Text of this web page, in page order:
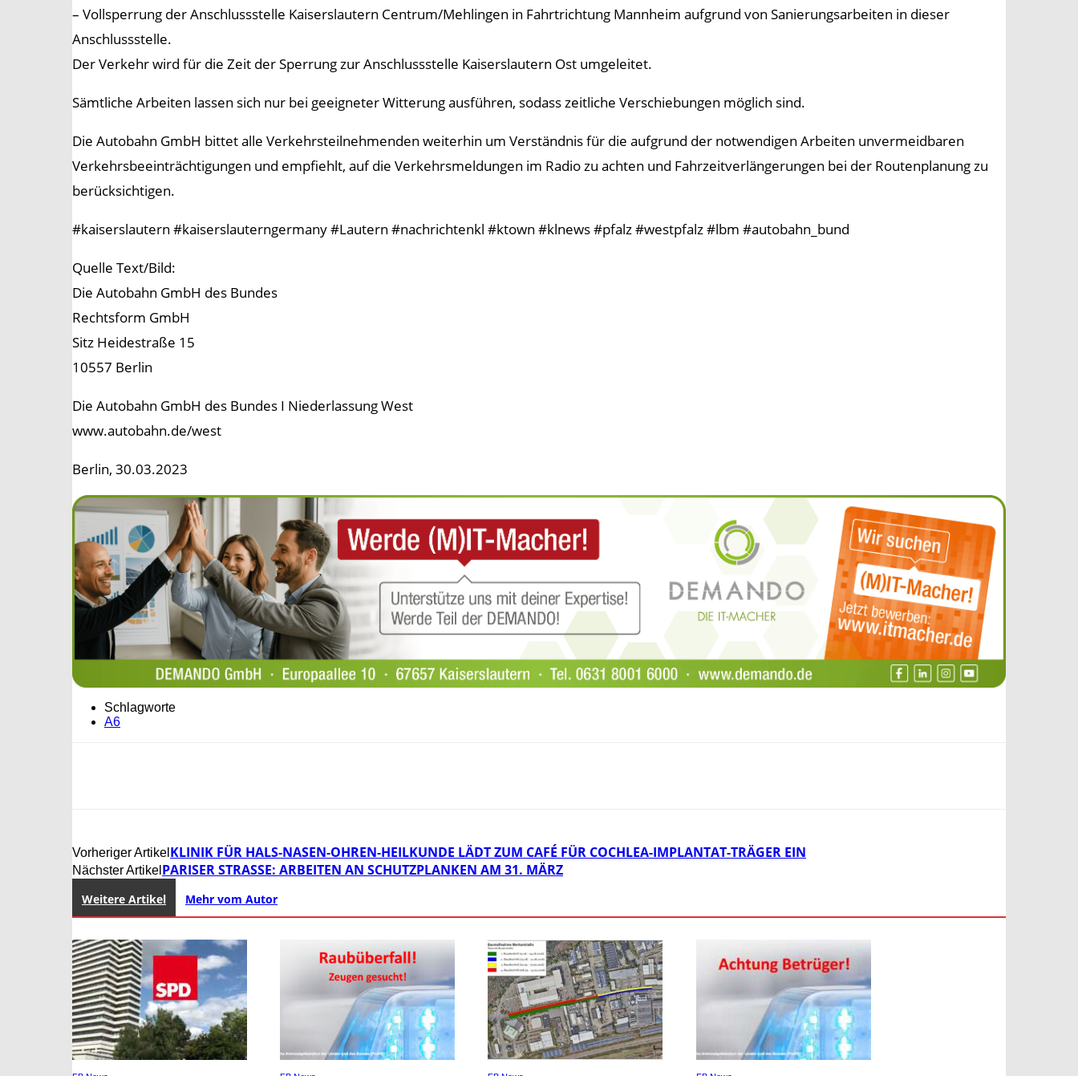
– Vollsperrung der Anschlussstelle Kaiserslautern Centrum/Mehlingen in Fahrtrichtung Mannheim aufgrund von Sanierungsarbeiten in dieser
Anschlussstelle.
Der Verkehr wird für die Zeit der Sperrung zur Anschlussstelle Kaiserslautern Ost umgeleitet.
Sämtliche Arbeiten lassen sich nur bei geeigneter Witterung ausführen, sodass zeitliche Verschiebungen möglich sind.
Die Autobahn GmbH bittet alle Verkehrsteilnehmenden weiterhin um Verständnis für die aufgrund der notwendigen Arbeiten unvermeidbaren
Verkehrsbeeinträchtigungen und empfiehlt, auf die Verkehrsmeldungen im Radio zu achten und Fahrzeitverlängerungen bei der Routenplanung zu
berücksichtigen.
#kaiserslautern #kaiserslauterngermany #Lautern #nachrichtenkl #ktown #klnews #pfalz #westpfalz #lbm #autobahn_bund
Quelle Text/Bild:
Die Autobahn GmbH des Bundes
Rechtsform GmbH
Sitz Heidestraße 15
10557 Berlin
Die Autobahn GmbH des Bundes I Niederlassung West
www.autobahn.de/west
Berlin, 30.03.2023
Schlagworte
A6
Vorheriger Artikel KLINIK FÜR HALS-NASEN-OHREN-HEILKUNDE LÄDT ZUM CAFÉ FÜR COCHLEA-IMPLANTAT-TRÄGER EIN
Nächster Artikel PARISER STRASSE: ARBEITEN AN SCHUTZPLANKEN AM 31. MÄRZ
Weitere Artikel Mehr vom Autor